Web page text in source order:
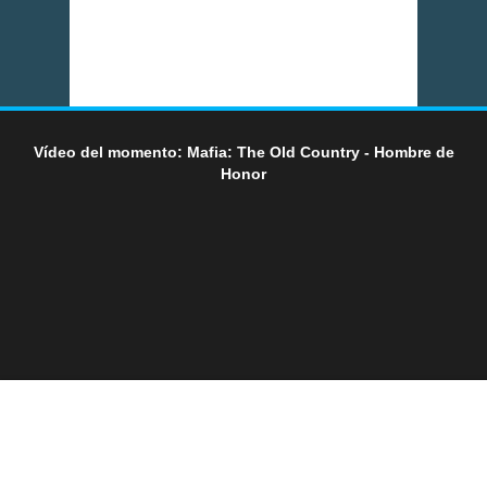
Vídeo del momento: Mafia: The Old Country - Hombre de
Honor